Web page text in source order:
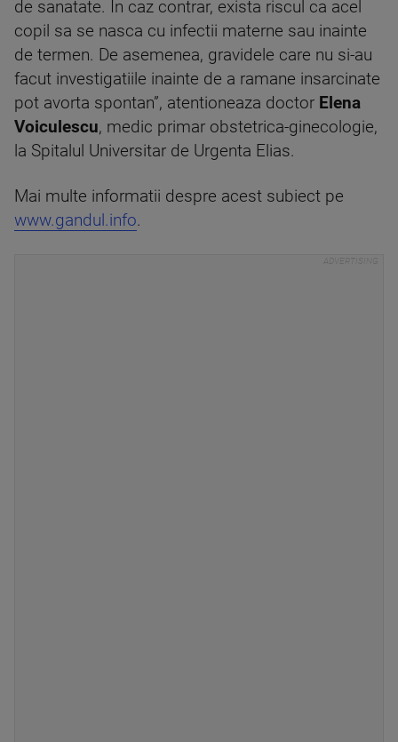
de sanatate. In caz contrar, exista riscul ca acel
copil sa se nasca cu infectii materne sau inainte
de termen. De asemenea, gravidele care nu si-au
facut investigatiile inainte de a ramane insarcinate
pot avorta spontan”, atentioneaza doctor Elena
Voiculescu, medic primar obstetrica-ginecologie,
la Spitalul Universitar de Urgenta Elias.
Mai multe informatii despre acest subiect pe
www.gandul.info.